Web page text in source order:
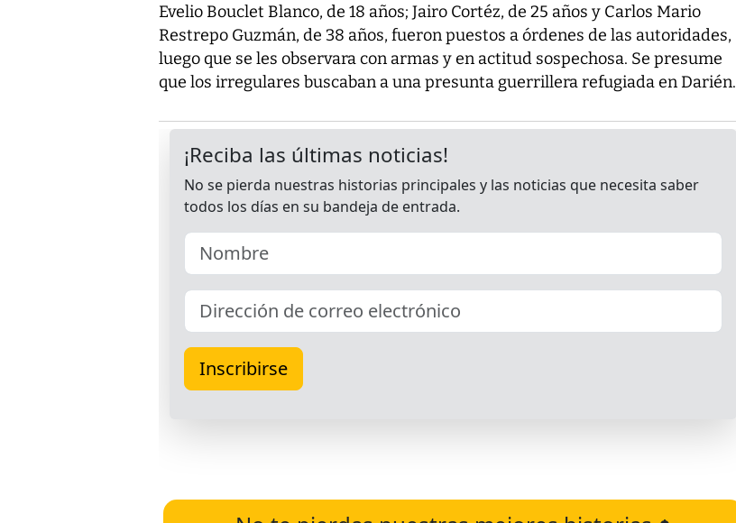
Evelio Bouclet Blanco, de 18 años; Jairo Cortéz, de 25 años y Carlos Mario
Restrepo Guzmán, de 38 años, fueron puestos a órdenes de las autoridades,
luego que se les observara con armas y en actitud sospechosa. Se presume
que los irregulares buscaban a una presunta guerrillera refugiada en Darién.